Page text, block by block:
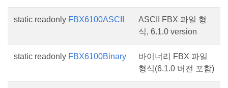
static readonly FBX6100ASCII
ASCII FBX 파일 형
식, 6.1.0 version
static readonly FBX6100Binary
바이너리 FBX 파일
형식(6.1.0 버전 포함)